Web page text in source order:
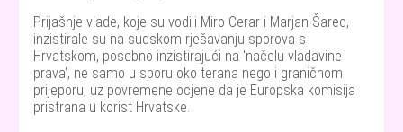
Prijašnje vlade, koje su vodili Miro Cerar i Marjan Šarec,
inzistirale su na sudskom rješavanju sporova s
Hrvatskom, posebno inzistirajući na 'načelu vladavine
prava', ne samo u sporu oko terana nego i graničnom
prijeporu, uz povremene ocjene da je Europska komisija
pristrana u korist Hrvatske.